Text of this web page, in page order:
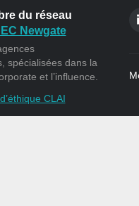
du réseau
Newgate
spécialisées dans la
et l’influence.
CLAI